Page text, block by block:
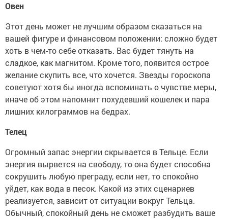
Овен
Этот день может не лучшим образом сказаться на
вашей фигуре и финансовом положении: сложно будет
хоть в чем-то себе отказать. Вас будет тянуть на
сладкое, как магнитом. Кроме того, появится острое
желание скупить все, что хочется. Звезды гороскопа
советуют хотя бы иногда вспоминать о чувстве меры,
иначе об этом напомнит похудевший кошелек и пара
лишних килограммов на бедрах.
Телец
Огромный запас энергии скрывается в Тельце. Если
энергия вырвется на свободу, то она будет способна
сокрушить любую преграду, если нет, то спокойно
уйдет, как вода в песок. Какой из этих сценариев
реализуется, зависит от ситуации вокруг Тельца.
Обычный, спокойный день не сможет разбудить ваше